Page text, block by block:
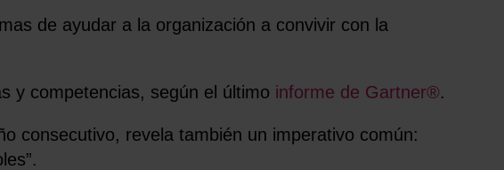
de ayudar a la organización a convivir con la
y competencias, según el último informe de Gartner®.
consecutivo, revela también un imperativo común: